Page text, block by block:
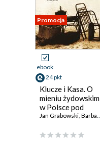
Promocja
ebook
24 pkt
Klucze i Kasa. O
mieniu żydowskim
w Polsce pod
okupacją
wczesnych latach
Jan Grabowski, Barbara Engelking